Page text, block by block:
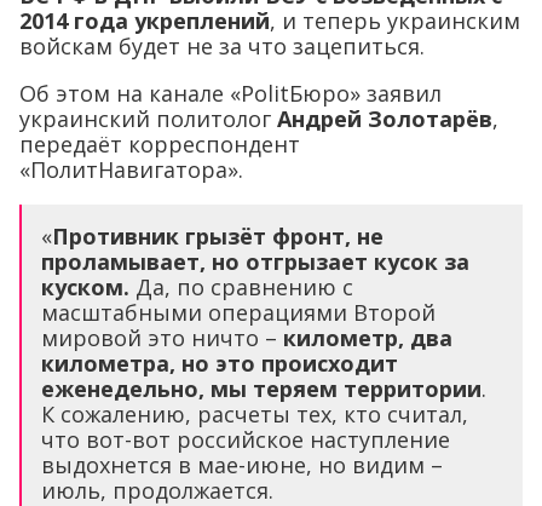
2014 года укреплений, и теперь украинским
войскам будет не за что зацепиться.
Об этом на канале «PolitБюро» заявил
украинский политолог Андрей Золотарёв,
передаёт корреспондент
«ПолитНавигатора».
«Противник грызёт фронт, не
проламывает, но отгрызает кусок за
куском. Да, по сравнению с
масштабными операциями Второй
мировой это ничто – километр, два
километра, но это происходит
еженедельно, мы теряем территории.
К сожалению, расчеты тех, кто считал,
что вот-вот российское наступление
выдохнется в мае-июне, но видим –
июль, продолжается.